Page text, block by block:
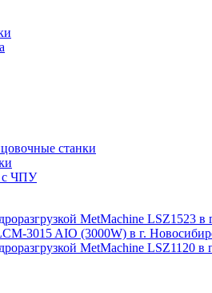
станки
с ЧПУ
MetMachine LSZ1523 в
3015 AIO (3000W) в г.
MetMachine LSZ1120 в